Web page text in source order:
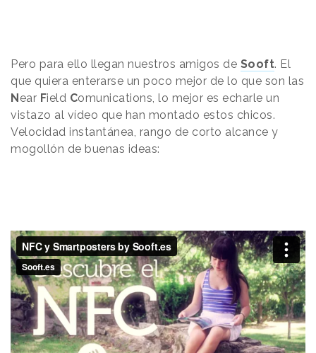
Pero para ello llegan nuestros amigos de Sooft. El
que quiera enterarse un poco mejor de lo que son las
Near Field Comunications, lo mejor es echarle un
vistazo al vídeo que han montado estos chicos.
Velocidad instantánea, rango de corto alcance y
mogollón de buenas ideas: